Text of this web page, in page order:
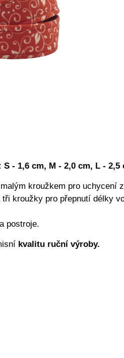
S - 1,6 cm, M - 2,0 cm, L - 2,5
kroužkem pro uchycení
kroužky pro přepnutí délky
postroje.
kvalitu ruční výroby.